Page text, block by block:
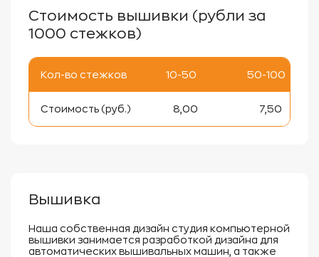
Стоимость вышивки (рубли за
1000 стежков)
Кол-во стежков 10-50 50-100
Стоимость (руб.) 8,00 7,50
Вышивка
Наша собственная дизайн студия компьютерной
вышивки занимается разработкой дизайна для
автоматических вышивальных машин, а также